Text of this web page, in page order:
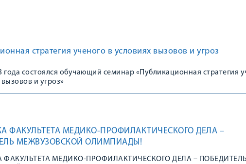
стратегия ученого в условиях вызовов и угроз
года состоялся обучающий семинар «Публикационная стратегия
и угроз»
ФАКУЛЬТЕТА МЕДИКО-ПРОФИЛАКТИЧЕСКОГО ДЕЛА –
МЕЖВУЗОВСКОЙ ОЛИМПИАДЫ!
ФАКУЛЬТЕТА МЕДИКО-ПРОФИЛАКТИЧЕСКОГО ДЕЛА – ПОБЕДИТЕЛЬ